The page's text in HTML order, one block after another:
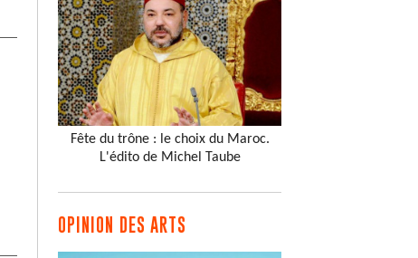
Fête du trône : le choix du Maroc.
L'édito de Michel Taube
OPINION DES ARTS